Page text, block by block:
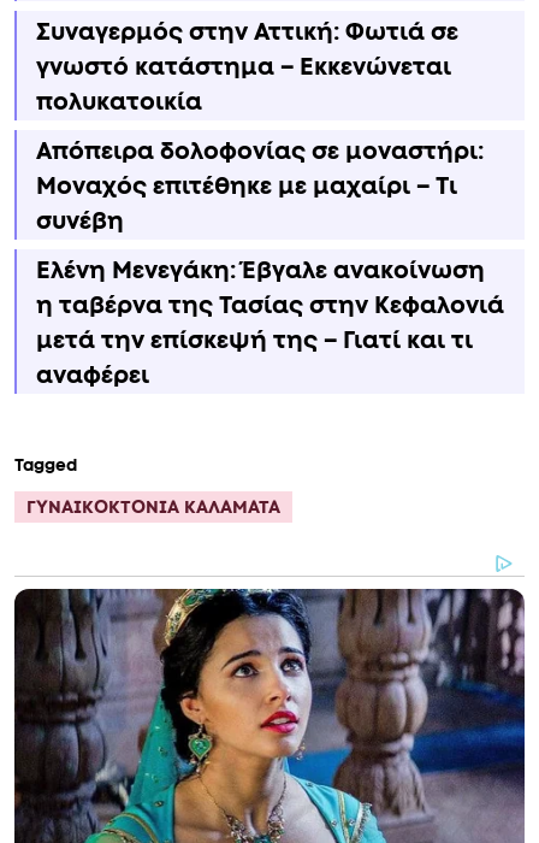
Συναγερμός στην Αττική: Φωτιά σε
γνωστό κατάστημα – Εκκενώνεται
πολυκατοικία
Απόπειρα δολοφονίας σε μοναστήρι:
Μοναχός επιτέθηκε με μαχαίρι – Τι
συνέβη
Ελένη Μενεγάκη: Έβγαλε ανακοίνωση
η ταβέρνα της Τασίας στην Κεφαλονιά
μετά την επίσκεψή της – Γιατί και τι
αναφέρει
Tagged
ΓΥΝΑΙΚΟΚΤΟΝΙΑ ΚΑΛΑΜΑΤΑ